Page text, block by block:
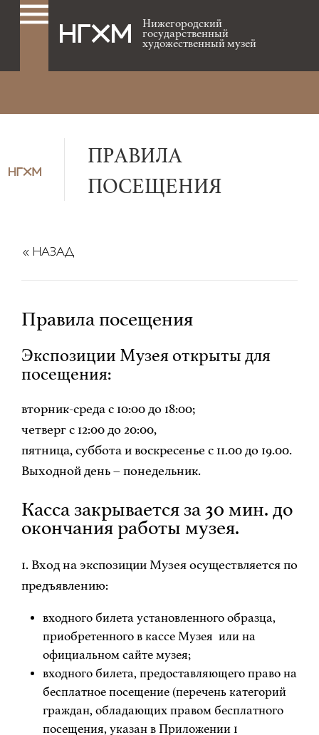
ПРАВИЛА
ПОСЕЩЕНИЯ
Нижегородский
государственный
художественный музей
« НАЗАД
Правила посещения
Экспозиции Музея открыты для
посещения:
вторник-среда с 10:00 до 18:00;
четверг с 12:00 до 20:00,
пятница, суббота и воскресенье с 11.00 до 19.00.
Выходной день – понедельник.
Касса закрывается за 30 мин. до
окончания работы музея.
1. Вход на экспозиции Музея осуществляется по
предъявлению:
входного билета установленного образца,
приобретенного в кассе Музея или на
официальном сайте музея;
входного билета, предоставляющего право на
бесплатное посещение (перечень категорий
граждан, обладающих правом бесплатного
посещения, указан в Приложении 1